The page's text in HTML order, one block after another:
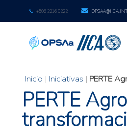
+506 2216 0222 OPSAA@IICA.INT
Inicio | Iniciativas | PERTE
PERTE